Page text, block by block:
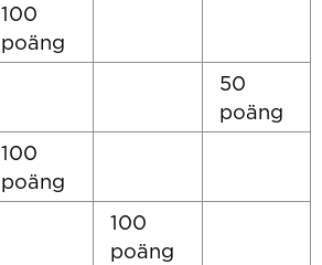
100
poäng
50
poäng
100
poäng
100
poäng